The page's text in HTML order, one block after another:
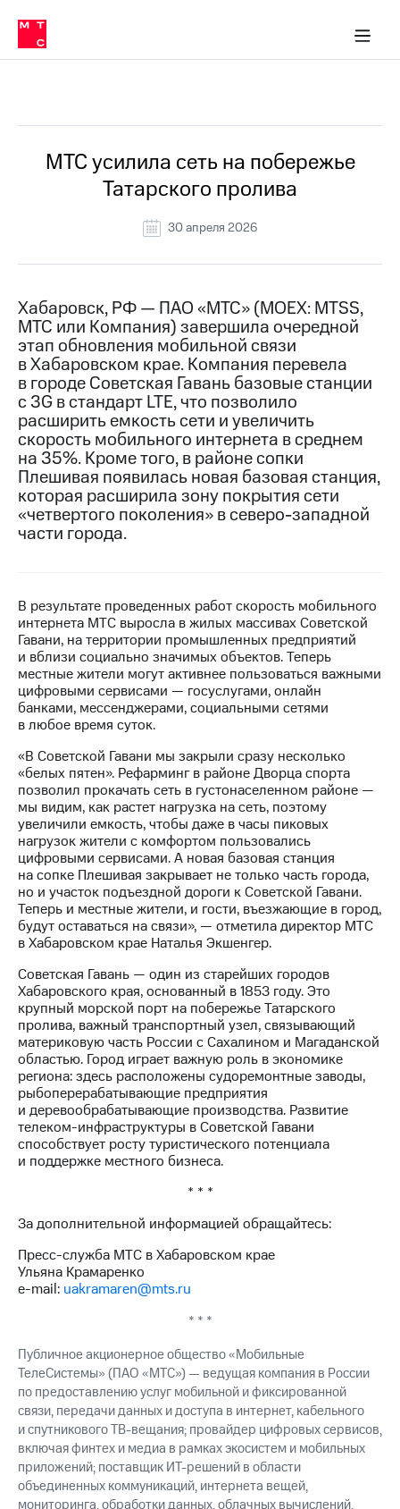
Медиа-центр
и акционерам
Устойчивое развитие
Комплаенс и деловая этика
компании
Карьера
История
компании
Руководство
Контакты
Медиа-центр
Пресс-
релизы
МТС
о технологиях
Достижения
Интервью
Финансовая
Контакты
Новости
в
регионе
и акционерам
Корпоративное
управление
Корпоративный
секретарь
Раскрытие
информации
Информация
акционерам
Документы
ПАО
"МТС"
Собрания
акционеров
кабинет
акционера
Акционерный
капитал
Контроль
и
аудит
Рынок
акций
Описание
Программа
акций
Дивиденды
Рынок
облигаций
Уведомление
о
погашении
именных
облигаций
Другое
Регистратор
Реквизиты
Контакты
в МТС
Пресс-
релизы
о технологиях
МТС усилила сеть на побережье
Татарского пролива
30 апреля 2026
Хабаровск, РФ — ПАО «МТС» (MOEX: MTSS,
МТС или Компания) завершила очередной
этап обновления мобильной связи
в Хабаровском крае. Компания перевела
в городе Советская Гавань базовые станции
с 3G в стандарт LTE, что позволило
расширить емкость сети и увеличить
скорость мобильного интернета в среднем
на 35%. Кроме того, в районе сопки
Плешивая появилась новая базовая станция,
которая расширила зону покрытия сети
«четвертого поколения» в северо-западной
части города.
В результате проведенных работ скорость мобильного
интернета МТС выросла в жилых массивах Советской
Гавани, на территории промышленных предприятий
и вблизи социально значимых объектов. Теперь
местные жители могут активнее пользоваться важными
цифровыми сервисами — госуслугами, онлайн
банками, мессенджерами, социальными сетями
в любое время суток.
«В Советской Гавани мы закрыли сразу несколько
«белых пятен». Рефарминг в районе Дворца спорта
позволил прокачать сеть в густонаселенном районе —
мы видим, как растет нагрузка на сеть, поэтому
увеличили емкость, чтобы даже в часы пиковых
нагрузок жители с комфортом пользовались
цифровыми сервисами. А новая базовая станция
на сопке Плешивая закрывает не только часть города,
но и участок подъездной дороги к Советской Гавани.
Теперь и местные жители, и гости, въезжающие в город,
будут оставаться на связи», — отметила директор МТС
в Хабаровском крае Наталья Экшенгер.
Советская Гавань — один из старейших городов
Хабаровского края, основанный в 1853 году. Это
крупный морской порт на побережье Татарского
пролива, важный транспортный узел, связывающий
материковую часть России с Сахалином и Магаданской
областью. Город играет важную роль в экономике
региона: здесь расположены судоремонтные заводы,
рыбоперерабатывающие предприятия
и деревообрабатывающие производства. Развитие
телеком-инфраструктуры в Советской Гавани
способствует росту туристического потенциала
и поддержке местного бизнеса.
* * *
За дополнительной информацией обращайтесь:
Пресс-служба МТС в Хабаровском крае
Ульяна Крамаренко
e-mail: uakramaren@mts.ru
* * *
Публичное акционерное общество «Мобильные
ТелеСистемы» (ПАО «МТС») — ведущая компания в России
по предоставлению услуг мобильной и фиксированной
связи, передачи данных и доступа в интернет, кабельного
и спутникового ТВ-вещания; провайдер цифровых сервисов,
включая финтех и медиа в рамках экосистем и мобильных
приложений; поставщик ИТ-решений в области
объединенных коммуникаций, интернета вещей,